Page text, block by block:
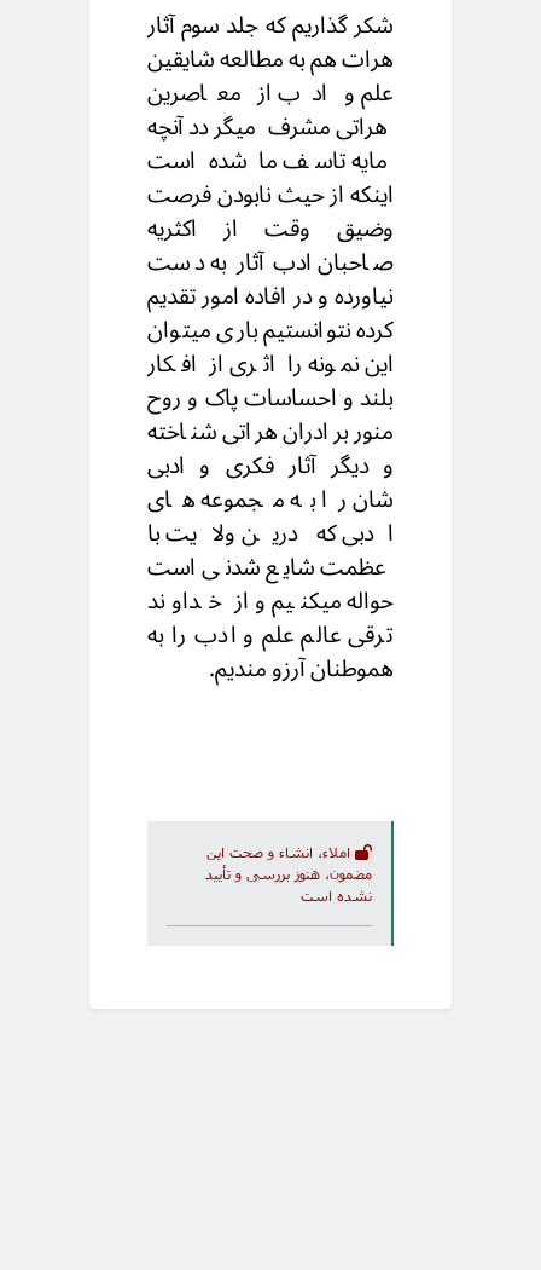
شکر گذاریم که جلد سوم آثار
هرات هم به مطالعه شایقین
علم و ادب از معاصرین
هراتی مشرف میگردد آنچه
مایه تاسف ما شده است
اینکه از حیث نابودن فرصت
وضیق وقت از اکثریه
صاحبان ادب آثار به دست
نیاورده و در افاده امور تقدیم
کرده نتوانستیم باری میتوان
این نمونه را اثری از افکار
بلند و احساسات پاک و روح
منور برادران هراتی شناخته
و دیگر آثار فکری و ادبی
شان را به مجموعه های
ادبی که درین ولایت با
عظمت شایع شدنی است
حواله میکنیم و از خداوند
ترقی عالم علم و ادب را به
هموطنان آرزو مندیم.
املاء، انشاء و صحت این
مضمون، هنوز بررسی و تأیید
نشده است